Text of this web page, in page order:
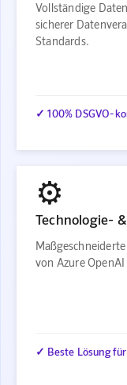
Vollständige
sicherer
Standards.
✓ 100% DSGVO-
⚙️
Technologie-
von Azure
✓ Beste Lösung